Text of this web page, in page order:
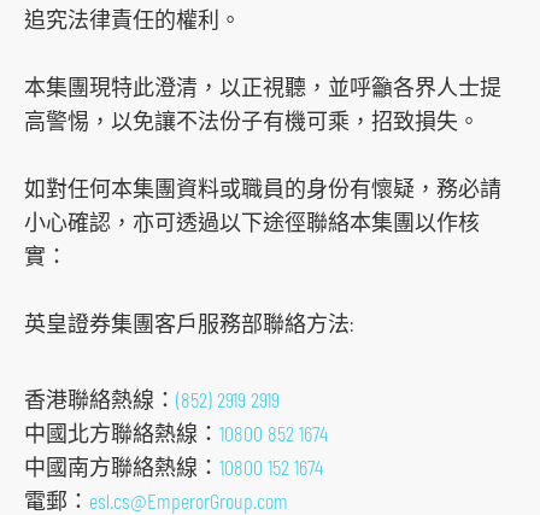
i
l
追究法律責任的權利。
本集團現特此澄清，以正視聽，並呼籲各界人士提
高警惕，以免讓不法份子有機可乘，招致損失。
如對任何本集團資料或職員的身份有懷疑，務必請
小心確認，亦可透過以下途徑聯絡本集團以作核
實：
英皇證券集團客戶服務部聯絡方法:
香港聯絡熱線： (852) 2919 2919
中國北方聯絡熱線： 10800 852 1674
中國南方聯絡熱線： 10800 152 1674
電郵： esl.cs@EmperorGroup.com